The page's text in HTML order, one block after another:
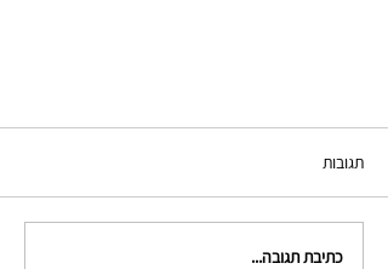
תגובות
כתיבת תגובה...